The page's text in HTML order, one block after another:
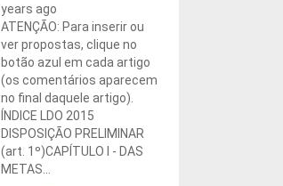
years ago
ATENÇÃO: Para inserir ou
ver propostas, clique no
botão azul em cada artigo
(os comentários aparecem
no final daquele artigo).
ÍNDICE LDO 2015
DISPOSIÇÃO PRELIMINAR
(art. 1º)CAPÍTULO I - DAS
METAS...